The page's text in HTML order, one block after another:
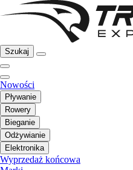
Szukaj
Nowości
Pływanie
Rowery
Bieganie
Odżywianie
Elektronika
Wyprzedaż końcowa